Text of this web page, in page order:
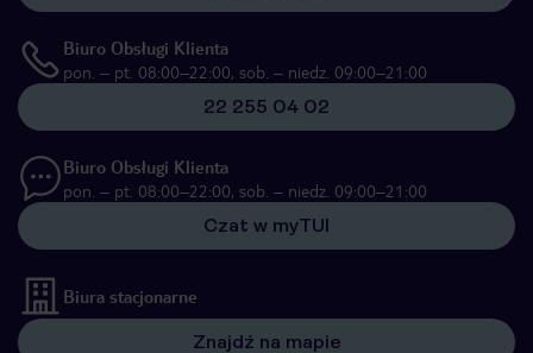
Biuro Obsługi Klienta
pon. – pt. 08:00–22:00, sob. – niedz. 09:00–21:00
22 255 04 02
Biuro Obsługi Klienta
pon. – pt. 08:00–22:00, sob. – niedz. 09:00–21:00
Czat w myTUI
Biura stacjonarne
Znajdź na mapie